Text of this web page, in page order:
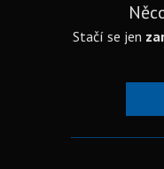
Stačí se jen